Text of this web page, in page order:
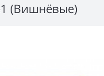
(Вишнёвые)